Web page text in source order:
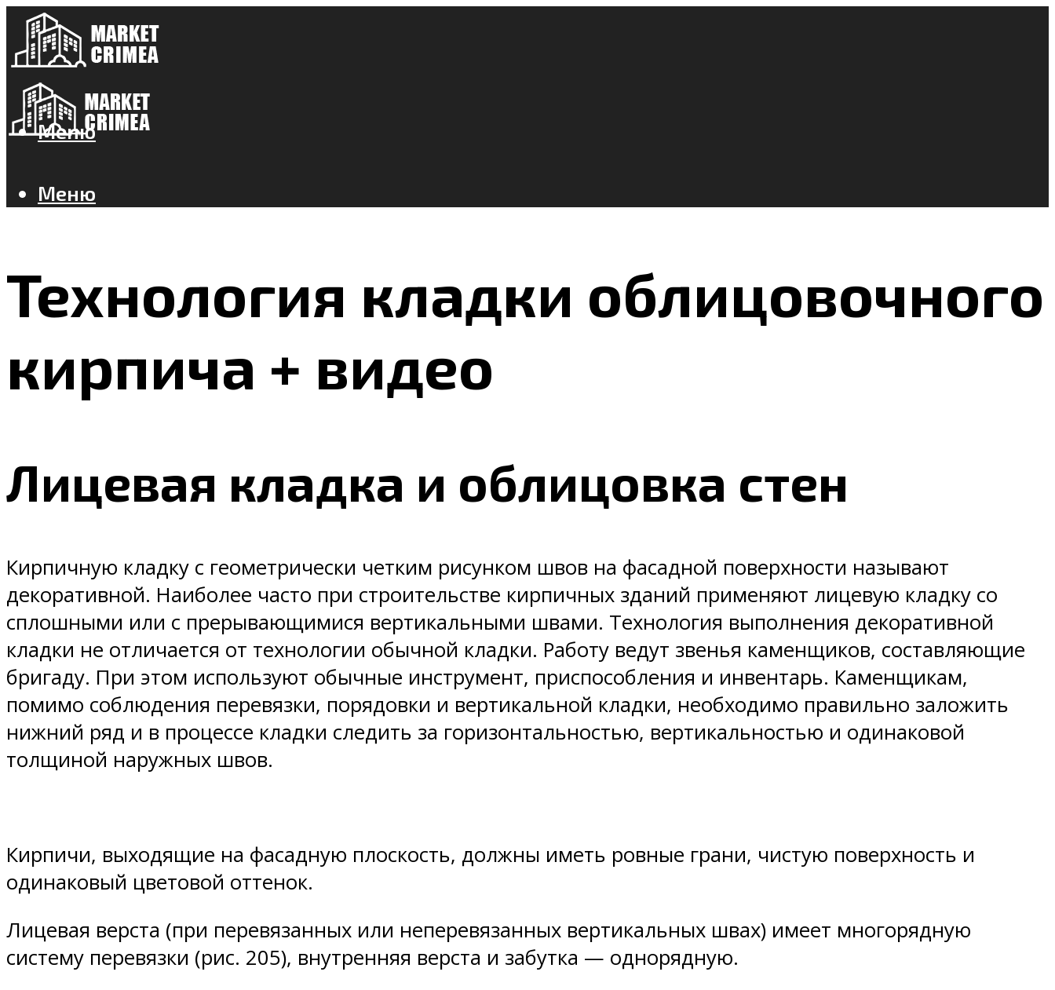
Меню
Меню
Технология кладки облицовочного
кирпича + видео
Лицевая кладка и облицовка стен
Кирпичную кладку с геометрически четким рисунком швов на фасадной поверхности называют
декоративной. Наиболее часто при строительстве кирпичных зданий применяют лицевую кладку со
сплошными или с прерывающимися вертикальными швами. Технология выполнения декоративной
кладки не отличается от технологии обычной кладки. Работу ведут звенья каменщиков, составляющие
бригаду. При этом используют обычные инструмент, приспособления и инвентарь. Каменщикам,
помимо соблюдения перевязки, порядовки и вертикальной кладки, необходимо правильно заложить
нижний ряд и в процессе кладки следить за горизонтальностью, вертикальностью и одинаковой
толщиной наружных швов.
Кирпичи, выходящие на фасадную плоскость, должны иметь ровные грани, чистую поверхность и
одинаковый цветовой оттенок.
Лицевая верста (при перевязанных или неперевязанных вертикальных швах) имеет многорядную
систему перевязки (рис. 205), внутренняя верста и забутка — однорядную.